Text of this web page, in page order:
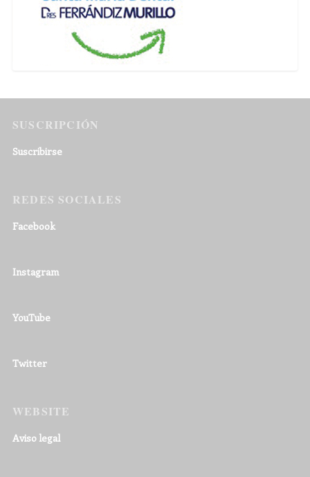
SUSCRIPCIÓN
Suscribirse
REDES SOCIALES
Facebook
Instagram
YouTube
Twitter
WEBSITE
Aviso legal